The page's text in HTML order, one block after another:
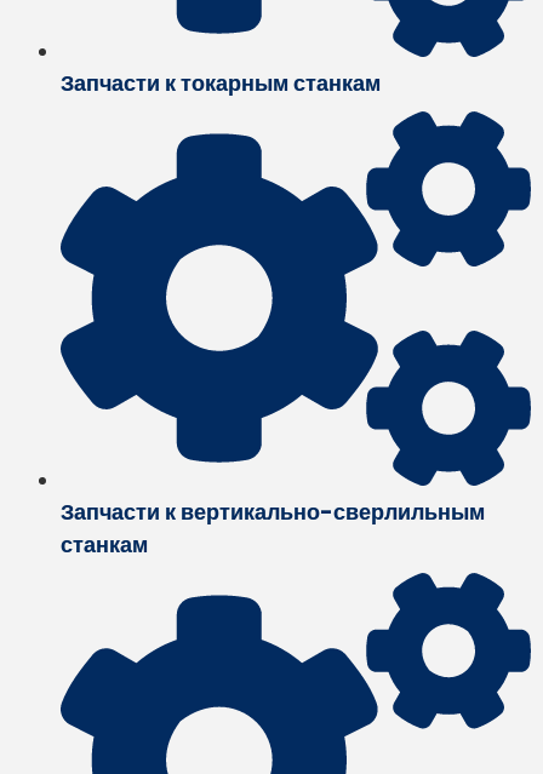
Запчасти к токарным станкам
Запчасти к вертикально-сверлильным
станкам